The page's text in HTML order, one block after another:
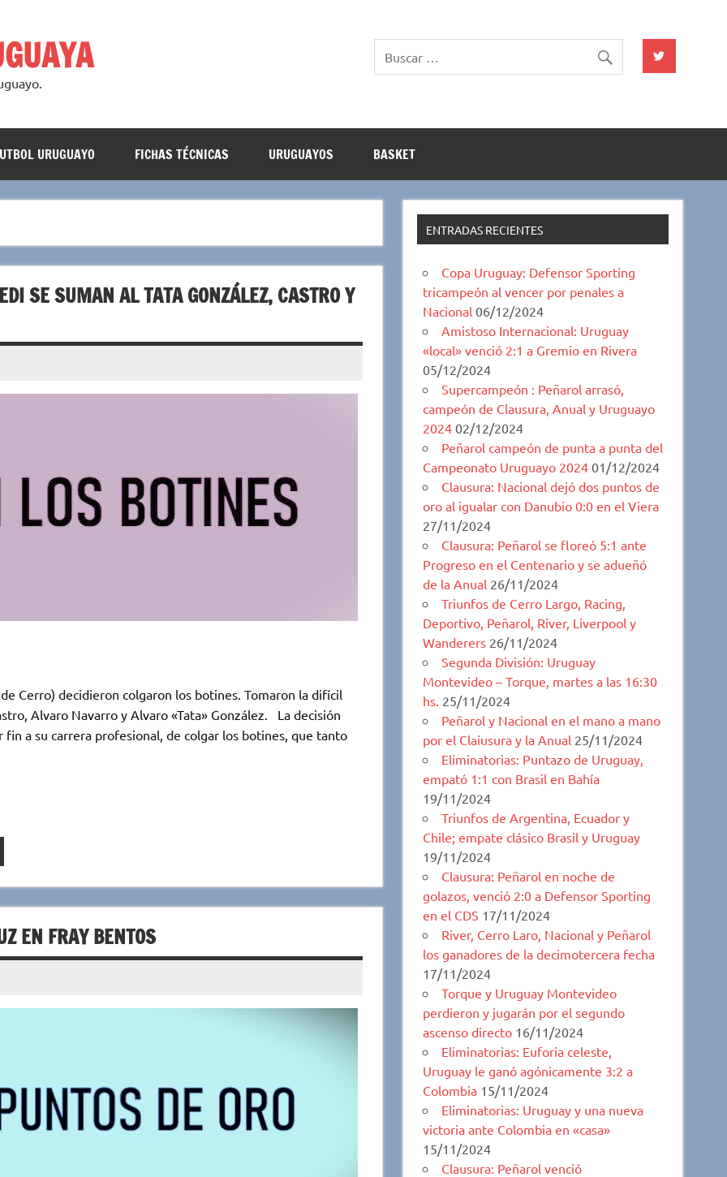
URUGUAYO FICHAS TÉCNICAS URUGUAYOS BASKET
SE SUMAN AL TATA GONZÁLEZ, CASTRO Y
Cerro) decidieron colgaron los botines. Tomaron la difícil
Alvaro Navarro y Alvaro «Tata» González. La decisión
a su carrera profesional, de colgar los botines, que tanto
EN FRAY BENTOS
ENTRADAS RECIENTES
Copa Uruguay: Defensor Sporting
tricampeón al vencer por penales a
Nacional 06/12/2024
Amistoso Internacional: Uruguay
«local» venció 2:1 a Gremio en Rivera
05/12/2024
Supercampeón : Peñarol arrasó,
campeón de Clausura, Anual y Uruguayo
2024 02/12/2024
Peñarol campeón de punta a punta del
Campeonato Uruguayo 2024 01/12/2024
Clausura: Nacional dejó dos puntos de
oro al igualar con Danubio 0:0 en el Viera
27/11/2024
Clausura: Peñarol se floreó 5:1 ante
Progreso en el Centenario y se adueñó
de la Anual 26/11/2024
Triunfos de Cerro Largo, Racing,
Deportivo, Peñarol, River, Liverpool y
Wanderers 26/11/2024
Segunda División: Uruguay
Montevideo – Torque, martes a las 16:30
hs. 25/11/2024
Peñarol y Nacional en el mano a mano
por el Claiusura y la Anual 25/11/2024
Eliminatorias: Puntazo de Uruguay,
empató 1:1 con Brasil en Bahía
19/11/2024
Triunfos de Argentina, Ecuador y
Chile; empate clásico Brasil y Uruguay
19/11/2024
Clausura: Peñarol en noche de
golazos, venció 2:0 a Defensor Sporting
en el CDS 17/11/2024
River, Cerro Laro, Nacional y Peñarol
los ganadores de la decimotercera fecha
17/11/2024
Torque y Uruguay Montevideo
perdieron y jugarán por el segundo
ascenso directo 16/11/2024
Eliminatorias: Euforia celeste,
Uruguay le ganó agónicamente 3:2 a
Colombia 15/11/2024
Eliminatorias: Uruguay y una nueva
victoria ante Colombia en «casa»
15/11/2024
Clausura: Peñarol venció